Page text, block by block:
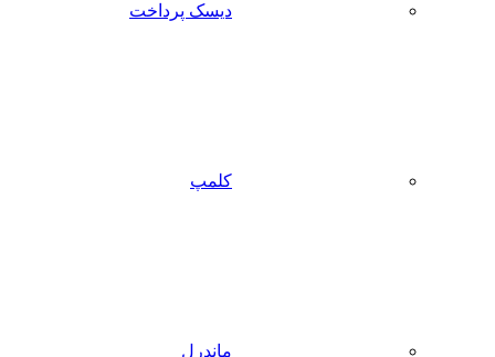
دیسک پرداخت
کلمپ
ماندرل